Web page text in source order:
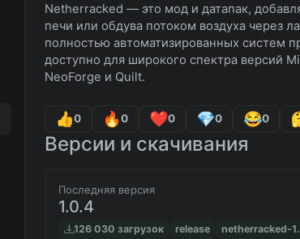
Netherracked — это мод и датапак,
печи или обдува потоком воздуха через
полностью автоматизированных систем
доступно для широкого спектра версий
NeoForge и Quilt.
0 0 0 0 0
Версии и скачивания
Последняя версия
1.0.4
126 030 загрузок release netherracked-